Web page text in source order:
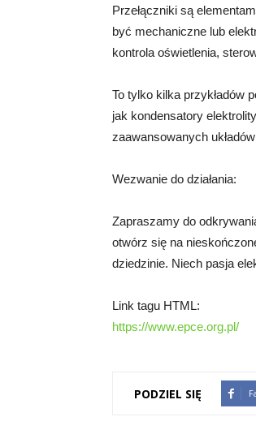
Przełączniki są
być mechaniczne lub
kontrola oświetlenia,
To tylko kilka przykładów
jak kondensatory
zaawansowanych
Wezwanie do działania:
Zapraszamy do
otwórz się na
dziedzinie. Niech pasja
Link tagu HTML:
https://www.epce.org.pl/
PODZIEL SIĘ